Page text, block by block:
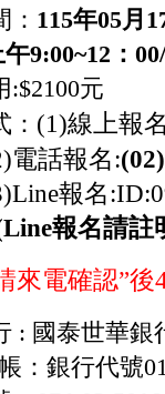
115年05月
：00/
:$2100元
(1)線上報
電話報名:
報名
報名請註
來電確認”後
: 國泰世華銀
：銀行代號